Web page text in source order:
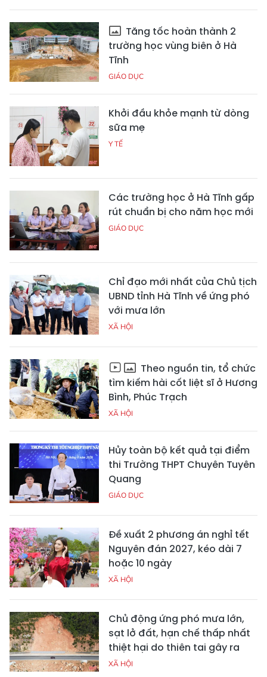
Tăng tốc hoàn thành 2
trường học vùng biên ở Hà
Tĩnh
GIÁO DỤC
Khởi đầu khỏe mạnh từ dòng
sữa mẹ
Y TẾ
Các trường học ở Hà Tĩnh gấp
rút chuẩn bị cho năm học mới
GIÁO DỤC
Chỉ đạo mới nhất của Chủ tịch
UBND tỉnh Hà Tĩnh về ứng phó
với mưa lớn
XÃ HỘI
Theo nguồn tin, tổ chức
tìm kiếm hài cốt liệt sĩ ở Hương
Bình, Phúc Trạch
XÃ HỘI
Hủy toàn bộ kết quả tại điểm
thi Trường THPT Chuyên Tuyên
Quang
GIÁO DỤC
Đề xuất 2 phương án nghỉ tết
Nguyên đán 2027, kéo dài 7
hoặc 10 ngày
XÃ HỘI
Chủ động ứng phó mưa lớn,
sạt lở đất, hạn chế thấp nhất
thiệt hại do thiên tai gây ra
XÃ HỘI